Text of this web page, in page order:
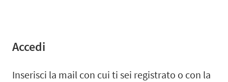
Accedi
Inserisci la mail con cui ti sei registrato o con la